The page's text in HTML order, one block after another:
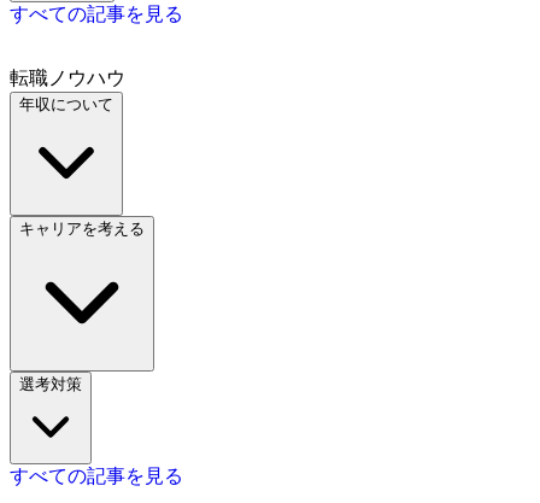
すべての記事を見る
転職ノウハウ
年収について
キャリアを考える
選考対策
すべての記事を見る